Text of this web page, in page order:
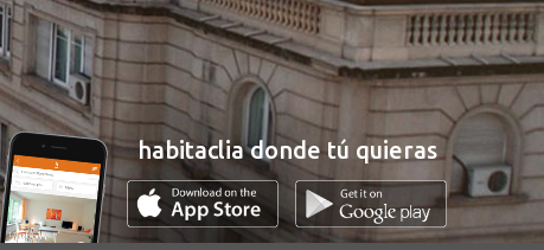
habitaclia donde tú quieras